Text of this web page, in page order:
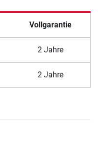
Vollgarantie
2 Jahre
2 Jahre